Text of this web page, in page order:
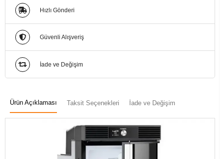
Hızlı Gönderi
Güvenli Alışveriş
İade ve Değişim
Ürün Açıklaması Taksit Seçenekleri İade ve Değişim